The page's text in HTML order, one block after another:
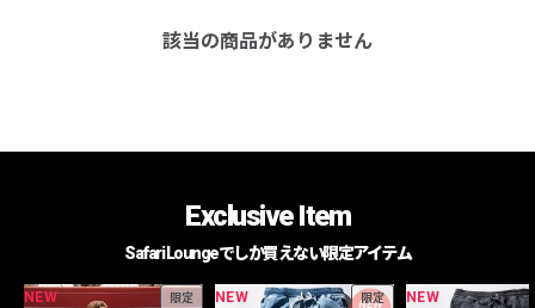
該当の商品がありません
Exclusive Item
Safari Loungeでしか買えない限定アイテム
NEW 限定 NEW 限定 NEW